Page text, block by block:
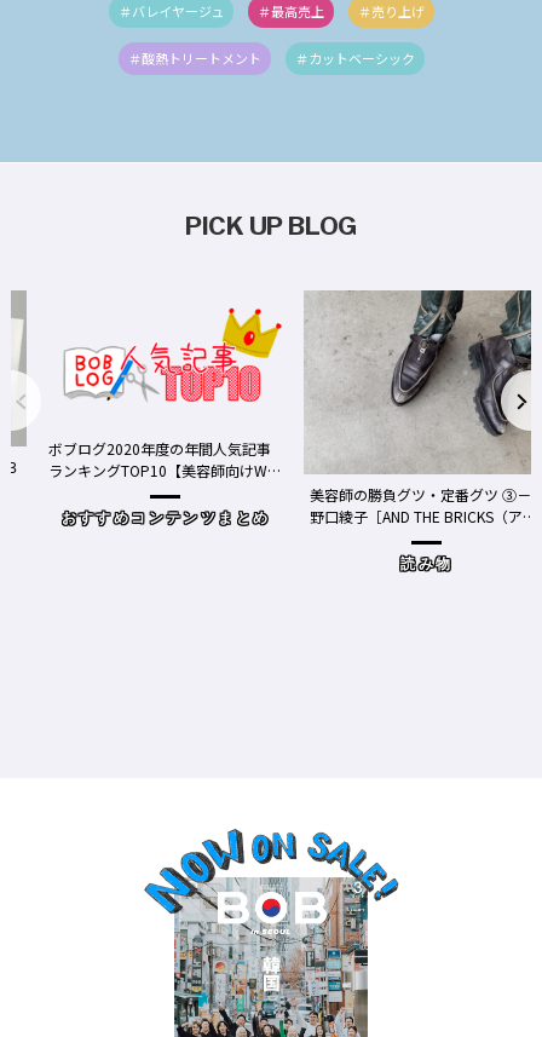
＃バレイヤージュ ＃最高売上 ＃売り上げ
＃酸熱トリートメント ＃カットベーシック
PICK UP BLOG
ボブログ2020年度の年間人気記事
ランキングTOP10【美容師向けWe
おすすめコンテンツまとめ
美容師の勝負グツ・定番グツ ③－
野口綾子［AND THE BRICKS（アン
ドザブリックス）／神奈川県鎌倉
読み物